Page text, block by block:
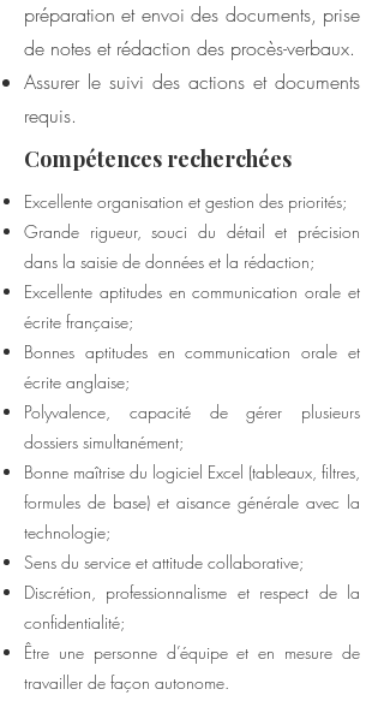
préparation et envoi des documents, prise
de notes et rédaction des procès-verbaux.
Assurer le suivi des actions et documents
requis.
Compétences recherchées
Excellente organisation et gestion des priorités;
Grande rigueur, souci du détail et précision
dans la saisie de données et la rédaction;
Excellente aptitudes en communication orale et
écrite française;
Bonnes aptitudes en communication orale et
écrite anglaise;
Polyvalence, capacité de gérer plusieurs
dossiers simultanément;
Bonne maîtrise du logiciel Excel (tableaux, filtres,
formules de base) et aisance générale avec la
technologie;
Sens du service et attitude collaborative;
Discrétion, professionnalisme et respect de la
confidentialité;
Être une personne d’équipe et en mesure de
travailler de façon autonome.